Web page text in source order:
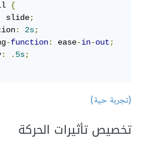
{
slide;
: 2s;
-function: ease-in-out;
: . 5s;
(تجربة حية)
تخصيص تأثيرات الحركة